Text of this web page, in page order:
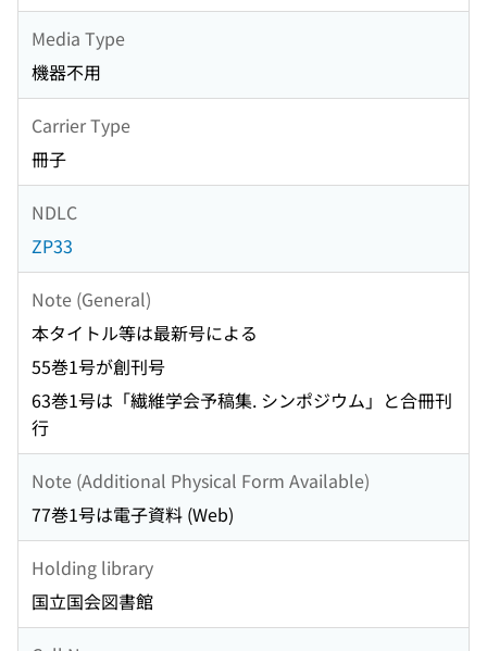
Media Type
機器不用
Carrier Type
冊子
NDLC
ZP33
Note (General)
本タイトル等は最新号による
55巻1号が創刊号
63巻1号は「繊維学会予稿集. シンポジウム」と合冊刊
行
Note (Additional Physical Form Available)
77巻1号は電子資料 (Web)
Holding library
国立国会図書館